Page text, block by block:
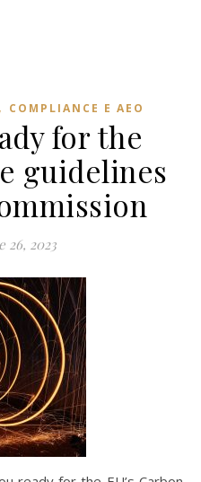
, COMPLIANCE E AEO
for the
guidelines
26, 2023